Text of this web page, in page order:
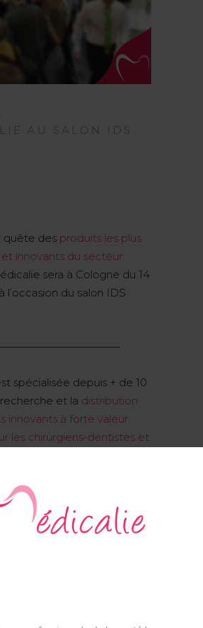
quête des produits les plus
innovants du secteur
sera à Cologne du 14
l’occasion du salon IDS
spécialisée depuis + de 10
et la distribution
innovants à forte valeur
les chirurgiens-dentistes et